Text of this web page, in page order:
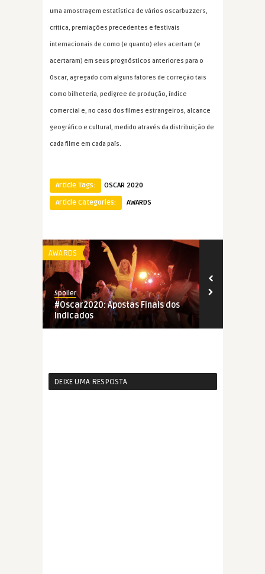
uma amostragem estatística de vários oscarbuzzers,
critica, premiações precedentes e festivais
internacionais de como (e quanto) eles acertam (e
acertaram) em seus prognósticos anteriores para o
Oscar, agregado com alguns fatores de correção tais
como bilheteria, pedigree de produção, índice
comercial e, no caso dos filmes estrangeiros, alcance
geográfico e cultural, medido através da distribuição de
cada filme em cada país.
Article Tags:
OSCAR 2020
Article Categories:
AWARDS
AWARDS
Spoiler
#Oscar2020: Apostas Finais dos
Indicados
DEIXE UMA RESPOSTA